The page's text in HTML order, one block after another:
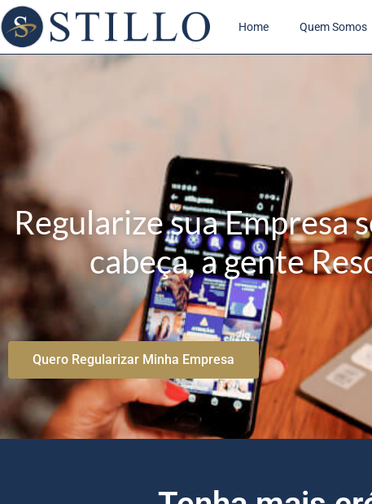
Home Quem Somos
Regularize sua Empresa
cabeça, a gente
Quero Regularizar Minha Empresa